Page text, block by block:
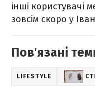
інші користувачі
зовсім скоро у
Пов'язані
LIFESTYLE